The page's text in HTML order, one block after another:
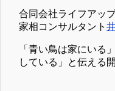
合同会社ライフアッ
家相コンサルタント
「青い鳥は家にいる
している」と伝える